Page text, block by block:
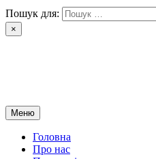
Перейти
до
вмісту
Пошук для:
×
Меню
Головна
Про нас